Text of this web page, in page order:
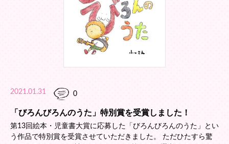
2021.01.31 0
「びろんびろんのうた」特別賞を受賞しました！
第13回絵本・児童書大賞に応募した「びろんびろんのうた」とい
う作品で特別賞を受賞させていただきました。 ただひたすら驚